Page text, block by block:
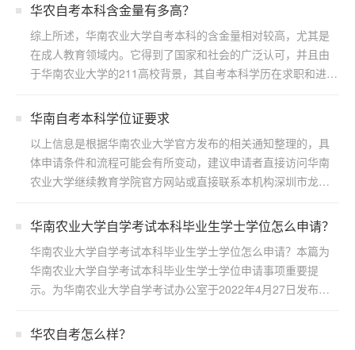
华农自考本科含金量有多高？
综上所述，华南农业大学自考本科的含金量相对较高，尤其是
在成人教育领域内。它得到了国家和社会的广泛认可，并且由
于华南农业大学的211高校背景，其自考本科学历在求职和进一
华南自考本科学位证要求
以上信息是根据华南农业大学官方发布的相关通知整理的，具
体申请条件和流程可能会有所变动，建议申请者直接访问华南
农业大学继续教育学院官方网站或直接联系本机构深圳市龙岗
华南农业大学自学考试本科毕业生学士学位怎么申请？
华南农业大学自学考试本科毕业生学士学位怎么申请？本篇为
华南农业大学自学考试本科毕业生学士学位申请事项重要提
示。为华南农业大学自学考试办公室于2022年4月27日发布，
华农自考怎么样？